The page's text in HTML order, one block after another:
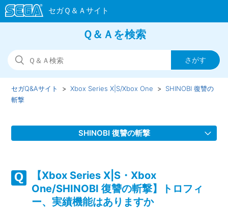
Ｑ＆Ａを検索
セガQ&Aサイト Xbox Series X|S/Xbox One
SHINOBI 復讐の
斬撃
SHINOBI 復讐の斬撃
Steam版の問い合わせ先はどこですか
【Xbox Series X|S・Xbox One/SHINOBI 復讐の斬撃】取扱
説明書（マニュアル）はありますか
【Xbox Series X|S・Xbox
One/SHINOBI 復讐の斬撃】トロフィ
ー、実績機能はありますか